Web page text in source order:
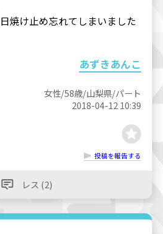
焼け止め忘れてしまいました
あずきあんこ
女性/58歳/山梨県/パート
2018-04-12 10:39
投稿を報告する
レス (2)